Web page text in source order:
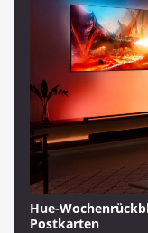
Hue-
Postkarten